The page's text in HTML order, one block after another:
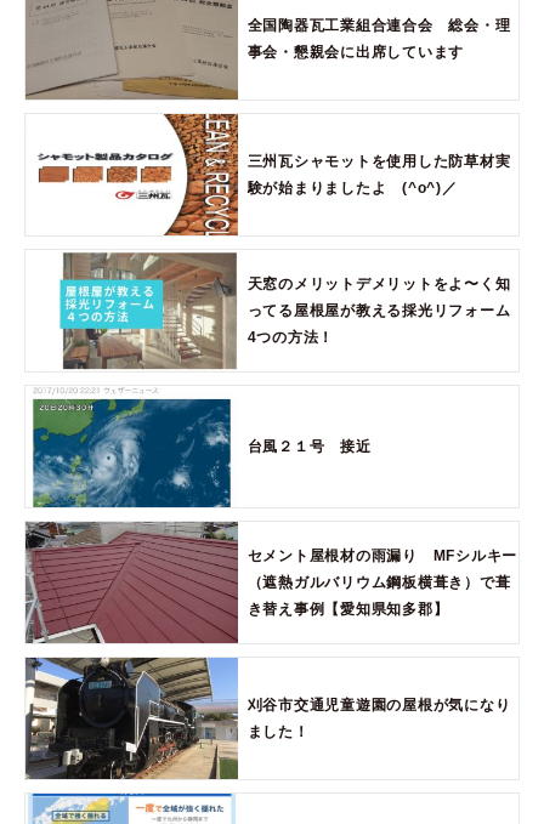
全国陶器瓦工業組合連合会 総会・理
事会・懇親会に出席しています
三州瓦シャモットを使用した防草材実
験が始まりましたよ (^o^)／
天窓のメリットデメリットをよ〜く知
ってる屋根屋が教える採光リフォーム
4つの方法！
台風２１号 接近
セメント屋根材の雨漏り MFシルキー
（遮熱ガルバリウム鋼板横葺き）で葺
き替え事例【愛知県知多郡】
刈谷市交通児童遊園の屋根が気になり
ました！